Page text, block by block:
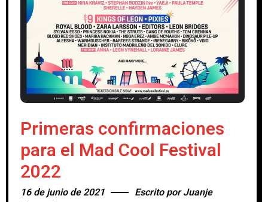
Primeras confirmaciones
para el Mad Cool Festival
2022
16 de junio de 2021 Escrito porJuanje